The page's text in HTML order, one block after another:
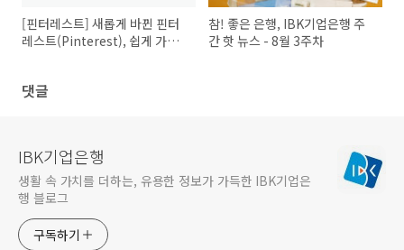
[핀터레스트] 새롭게 바뀐 핀터
레스트(Pinterest), 쉽게 가입
참! 좋은 은행, IBK기업은행 주
간 핫 뉴스 - 8월 3주차
댓글
IBK기업은행
생활 속 가치를 더하는, 유용한 정보가 가득한 IBK기업은
행 블로그
구독하기